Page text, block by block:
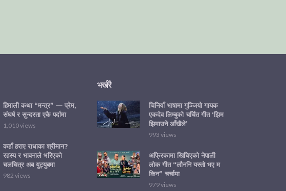
हिमाली कथा “मन्त्र” — प्रेम,
संघर्ष र सुन्दरता एकै पर्दामा
1,010 views
कहाँ हराए राधाका श्रीमान?
रहस्य र भावनाले भरिएको
चलचित्र अब युट्युबमा
982 views
भर्खरै
चिनियाँ भाषामा गुञ्जियो गायक
एकदेव लिम्बुको चर्चित गीत ‘झिम
झिमाउने आँखैले’
993 views
अफ्रिकामा खिचिएको नेपाली
लोक गीत “लौननि यस्तो भए म
किन” चर्चामा
979 views